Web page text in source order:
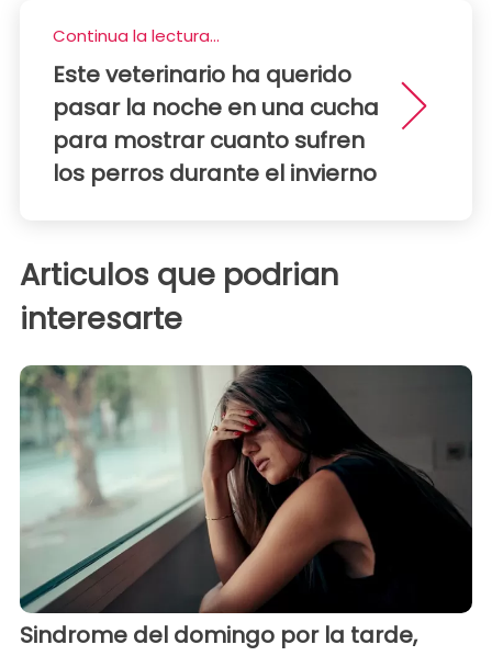
Continua la lectura...
Este veterinario ha querido
pasar la noche en una cucha
para mostrar cuanto sufren
los perros durante el invierno
Articulos que podrian
interesarte
Sindrome del domingo por la tarde,